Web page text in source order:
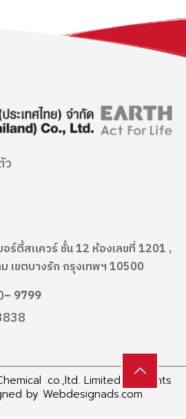
ว
อร์ตี้สแควร์ ชั้น 12 ห้องเลขที่ 1201 ,
เขตบางรัก กรุงเทพฯ 10500
– 9799
.co.,ltd. Limited All Rights
by Webdesignads.com